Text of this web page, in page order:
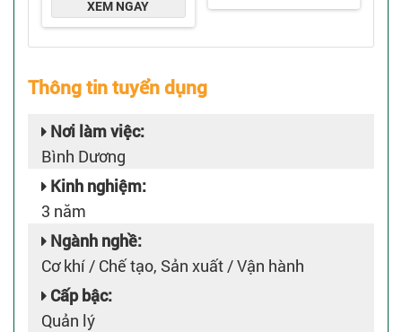
Thông tin tuyển dụng
Nơi làm việc:
Bình Dương
Kinh nghiệm:
3 năm
Ngành nghề:
Cơ khí / Chế tạo, Sản xuất / Vận hành
Cấp bậc:
Quản lý